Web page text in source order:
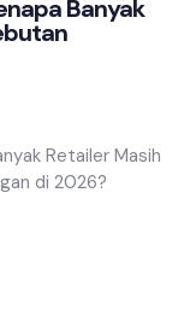
Banyak
Retailer Masih
di 2026?